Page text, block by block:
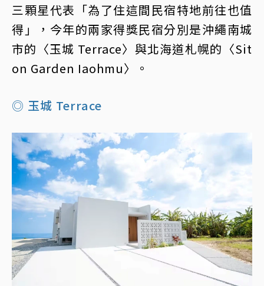
三顆星代表「為了住這間民宿特地前往也值
得」，今年的兩家得獎民宿分別是沖繩南城
市的〈玉城 Terrace〉與北海道札幌的〈Sit
on Garden Iaohmu〉。
◎ 玉城 Terrace